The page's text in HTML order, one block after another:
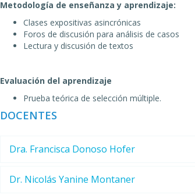
Metodología de enseñanza y aprendizaje:
Clases expositivas asincrónicas
Foros de discusión para análisis de casos
Lectura y discusión de textos
Evaluación del aprendizaje
Prueba teórica de selección múltiple.
DOCENTES
Dra. Francisca Donoso Hofer
Dr. Nicolás Yanine Montaner